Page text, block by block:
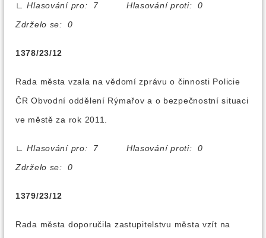
∟
Hlasování pro: 7 Hlasování proti: 0
Zdrželo se: 0
1378/23/12
Rada města vzala na vědomí zprávu o činnosti Policie
ČR Obvodní oddělení Rýmařov a o bezpečnostní situaci
ve městě za rok 2011.
∟
Hlasování pro: 7 Hlasování proti: 0
Zdrželo se: 0
1379/23/12
Rada města doporučila zastupitelstvu města vzít na